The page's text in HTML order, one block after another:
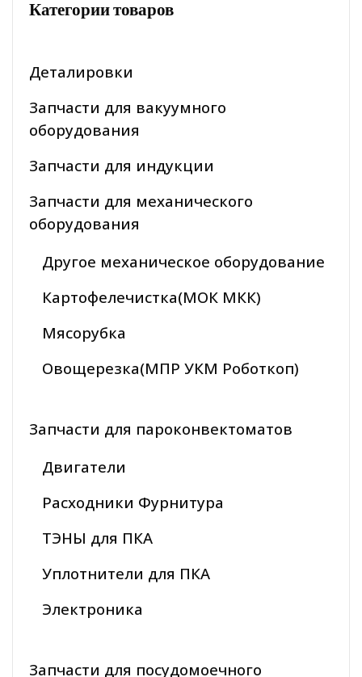
Категории товаров
Деталировки
Запчасти для вакуумного
оборудования
Запчасти для индукции
Запчасти для механического
оборудования
Другое механическое оборудование
Картофелечистка(МОК МКК)
Мясорубка
Овощерезка(МПР УКМ Роботкоп)
Запчасти для пароконвектоматов
Двигатели
Расходники Фурнитура
ТЭНЫ для ПКА
Уплотнители для ПКА
Электроника
Запчасти для посудомоечного